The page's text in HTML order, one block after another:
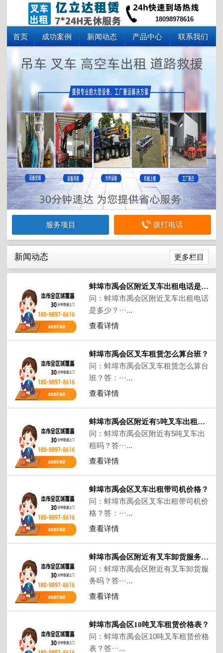
18098978616
首页 成功案例 新闻动态 产品中心 联系我们
服务项目 拨打电话
更多栏目
新闻动态
蚌埠市禹会区附近叉车出租电话是多少？
问：蚌埠市禹会区附近叉车出租电话
是多少？···...
查看详情
蚌埠市禹会区叉车租赁怎么算台班？
问：蚌埠市禹会区叉车租赁怎么算台
班？答：···...
查看详情
蚌埠市禹会区附近有5吨叉车出租吗？
问：蚌埠市禹会区附近有5吨叉车出
租吗？答···...
查看详情
蚌埠市禹会区叉车出租带司机价格？
问：蚌埠市禹会区叉车出租带司机价
格？答：···...
查看详情
蚌埠市禹会区附近有叉车卸货服务吗？
问：蚌埠市禹会区附近有叉车卸货服
务吗？答···...
查看详情
蚌埠市禹会区10吨叉车租赁价格表？
问：蚌埠市禹会区10吨叉车租赁价格
表？答···...